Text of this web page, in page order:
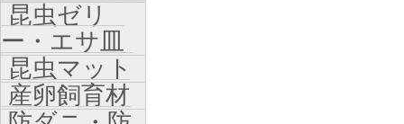
昆虫ゼリ
ー・エサ皿
昆虫マット
産卵飼育材